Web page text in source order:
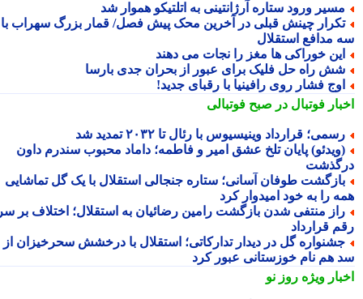
ورود ستاره آرژانتینی به اتلتیکو هموار شد
چینش قبلی در آخرین محک پیش فصل/ قمار بزرگ سهراب با
مدافع استقلال
خوراکی ها مغز را نجات می دهند
راه حل فلیک برای عبور از بحران جدی بارسا
فشار روی رافینیا با رقبای جدید!
فوتبال در صبح فوتبالی
قرارداد وینیسیوس با رئال تا ۲۰۳۲ تمدید شد
پایان تلخ عشق امیر و فاطمه؛ داماد محبوب سندرم داون
طوفان آسانی؛ ستاره جنجالی استقلال با یک گل تماشایی
را به خود امیدوار کرد
منتفی شدن بازگشت رامین رضائیان به استقلال؛ اختلاف بر سر
قرارداد
گل در دیدار تدارکاتی؛ استقلال با درخشش سحرخیزان از
هم نام خوزستانی عبور کرد
ویژهروز نو